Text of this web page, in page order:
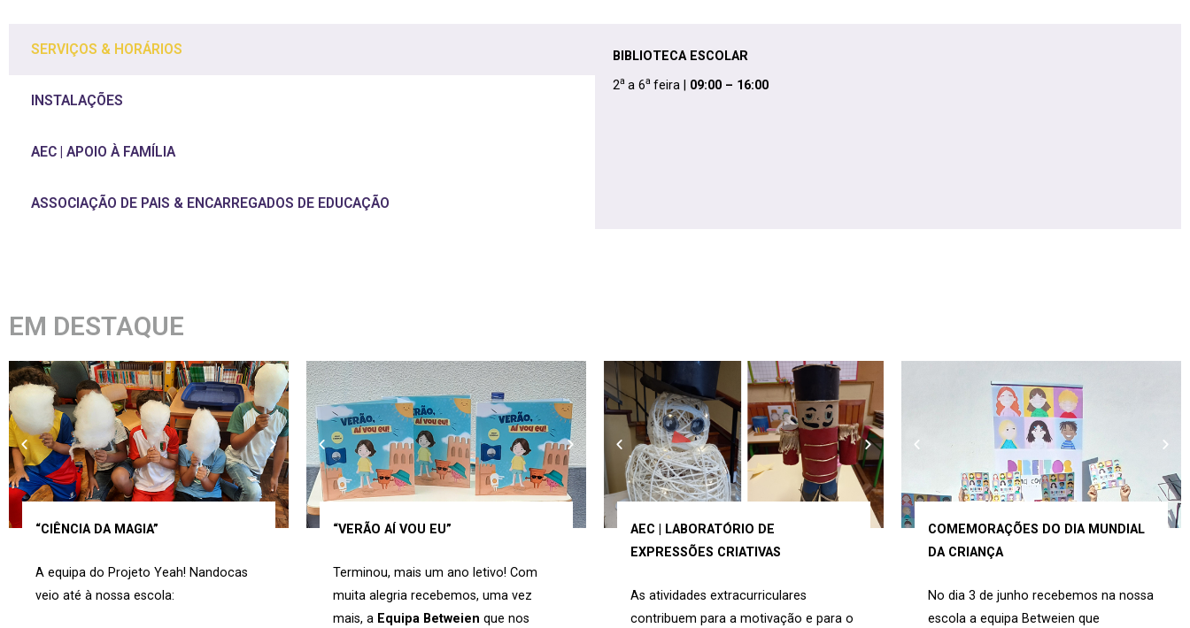
SERVIÇOS & HORÁRIOS
INSTALAÇÕES
AEC | APOIO À FAMÍLIA
ASSOCIAÇÃO DE PAIS & ENCARREGADOS DE EDUCAÇÃO
BIBLIOTECA ESCOLAR
2a a 6a feira | 09:00 – 16:00
EM DESTAQUE
“CIÊNCIA DA MAGIA”
A equipa do Projeto Yeah! Nandocas
veio até à nossa escola:
“VERÃO AÍ VOU EU”
Terminou, mais um ano letivo! Com
muita alegria recebemos, uma vez
mais, a Equipa Betweien que nos
AEC | LABORATÓRIO DE
EXPRESSÕES CRIATIVAS
As atividades extracurriculares
contribuem para a motivação e para o
COMEMORAÇÕES DO DIA MUNDIAL
DA CRIANÇA
No dia 3 de junho recebemos na nossa
escola a equipa Betweien que